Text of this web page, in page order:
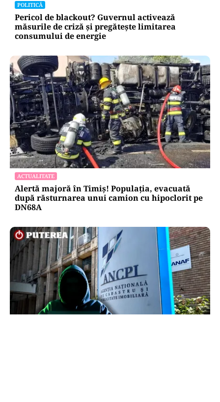
POLITICĂ
Pericol de blackout? Guvernul activează
măsurile de criză și pregătește limitarea
consumului de energie
ACTUALITATE
Alertă majoră în Timiș! Populația, evacuată
după răsturnarea unui camion cu hipoclorit pe
DN68A